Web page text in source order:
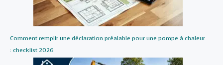
Comment remplir une déclaration préalable pour une pompe à chaleur
: checklist 2026